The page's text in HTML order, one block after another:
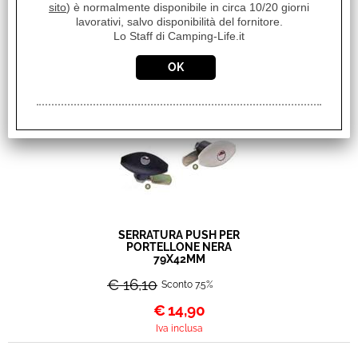
MODULO POSIZIONE E
STOP POSTERIORE A LED
DIAM 95X82.4MM
23,00
SERRATURA PUSH PER
PORTELLONE NERA
79X42MM
€ 16,10 Sconto 7.5%
€14,90
Iva inclusa
sito) è normalmente disponibile in circa 10/20 giorni
lavorativi, salvo disponibilità del fornitore.
Lo Staff di Camping-Life.it